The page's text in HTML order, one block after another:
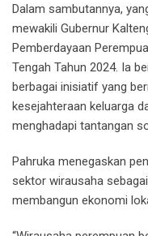
Dalam sambutannya,
mewakili Gubernur
Pemberdayaan
Tengah Tahun 2024. Ia
berbagai inisiatif yang
kesejahteraan keluarga
menghadapi tantangan
Pahruka menegaskan
sektor wirausaha
membangun ekonomi